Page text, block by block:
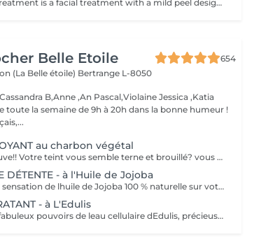
Anti-Aging Treatment is a facial treatment with a mild peel designed to restore hydration, smooth dry, rough texture, soften lines and strengthen skin to prevent future aging and skin damage. Redness Treatment is a facial treatment with a mild peel designed to calm skin and minimize symptoms associated with red, sensitized skin, including rosacea. Ultra Hydration Treatment is a facial treatment with a mild peel designed to soothe skin and restore hydration in dry, dehydrated skin. Skin Brightening Treatment is a facial treatment with a mild peel designed to target mild discoloration and restore a more even skin tone. Acne + Oil Control Treatment is a facial treatment with a mild peel to decongest pores, absorb excess surface oil, target blemishes and prevent future breakouts. Enzyme Facial Treatment is a gentle, effective facial treatment with enzymatic exfoliation to revive dull skin, replenish hydration, soothe skin and restore healthy skin barrier to strengthen skin. Stimulator Peel is the perfect lunchtime peel, gentle enough for all skin types. An effective blend of AHAs provide immediately healthier, glowing skin with no downtime. Added antioxidants and anti-irritants neutralize free radicals and calm the skin.
Belle Etoile
654
(La Belle étoile) Bertrange L-8050
B,Anne ,An Pascal,Violaine Jessica ,Katia
toute la semaine de 9h à 20h dans la bonne humeur !
au charbon végétal
Fait peau neuve!! Votre teint vous semble terne et brouillé? vous ressentez le besoin de nettoyer votre peau ?.Ce soin nettoyant s'adresse à vous. Il permettra de traiter votre peau sans la décaper. Purifié et detoxifiie votre visage retrouve un teint unifié, frais et lumineux. Une vraie bouffée d'oxygène pour votre peau !! Idéal pour les peaux mixtes à Grasses
DÉTENTE - à l'Huile de Jojoba
Découvrez la sensation de lhuile de Jojoba 100 % naturelle sur votre peau. Nourrie, votre peau retrouve tout son confort. Libéré de ses tensions grâce aux mains habiles de notre esthéticienne, votre visage est détendu. Bénéfices : Nourrie, votre peau retrouve tout son confort.
- à L'Edulis
Profitez des fabuleux pouvoirs de leau cellulaire dEdulis, précieuse source dhydratation continue. Après la brumisation du Sérum concentré en eau cellulaire, le Masque Crème ressourçant se transforme en une texture soyeuse qui fond sur votre peau sous le délicat modelage de notre esthéticienne. Bénéfices : Gorgée deau, votre peau retrouve douceur, souplesse et éclat. Retrouvez le confort dune peau hydratée en continu.